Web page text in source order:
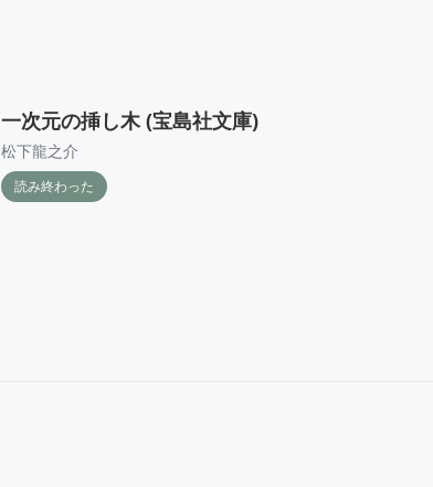
一次元の挿し木 (宝島社文庫)
松下龍之介
読み終わった